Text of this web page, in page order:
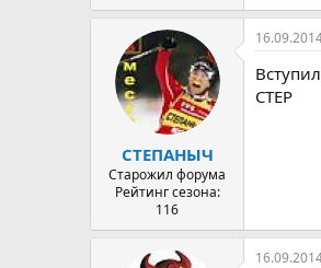
СТЕПАНЫЧ
Старожил форума
Рейтинг сезона:
116
Вступил
CTEP